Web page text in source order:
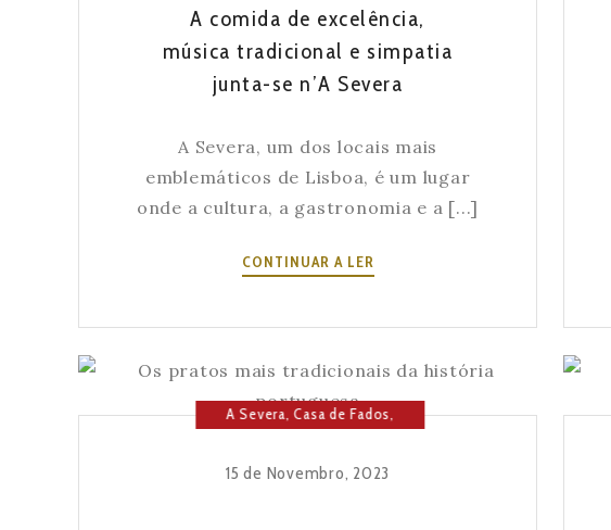
MOMENTO
MÁGICO
A comida de excelência,
música tradicional e simpatia
junta-se n’A Severa
A Severa, um dos locais mais
emblemáticos de Lisboa, é um lugar
onde a cultura, a gastronomia e a [...]
CONTINUAR A LER
MÚSICA
E
JUNTA-
A Severa,Casa de Fados,
Severa,Lisboa,Música
15 de Novembro, 2023